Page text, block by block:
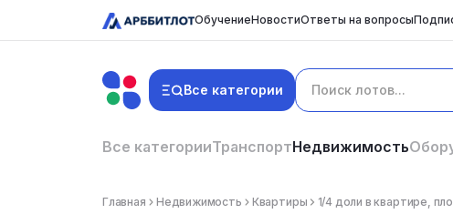
ОбучениеНовостиОтветы на вопросы
Все категории
Все категорииТранспортНедвижимость
Главная Недвижимость Квартиры 1/4 доли в квартире,